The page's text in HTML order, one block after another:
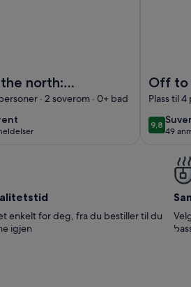
north:
in
Sweden
people,
· 2 soverom · 0+ bad
Off to
right
Plass til 4
9,89,8 av 10
49
(49
enkelt for deg, fra du bestiller til du
igjen